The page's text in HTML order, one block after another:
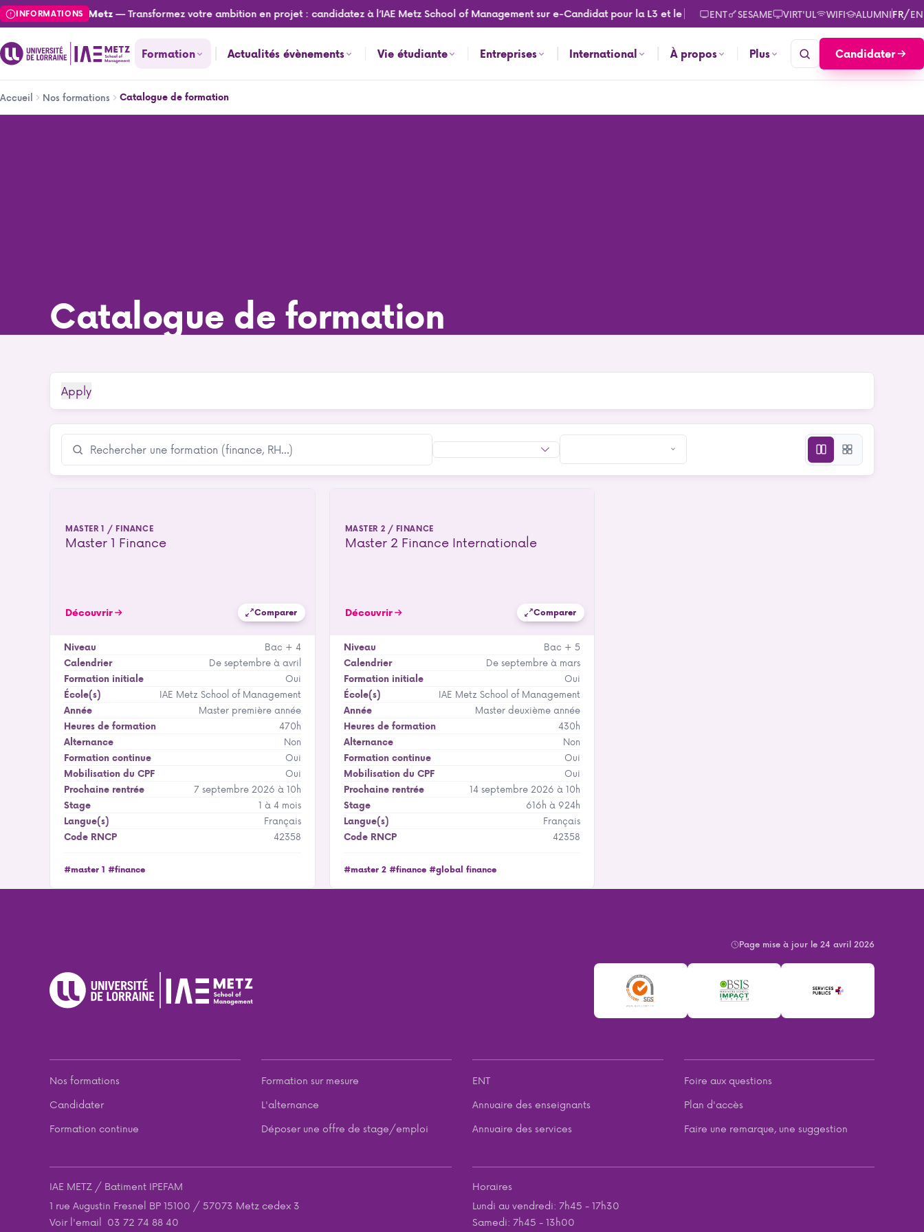
Aller
au
contenu
principal
INFORMATIONS
de l'IAE Metz— Transformez votre ambition en projet : candidatez à l’IAE Metz School of Management sur e-Candidat pour la L3 et le M2. Consultez les calendriers des rentrées pour
ENT SESAME VIRT'UL WIFI ALUMNIFR/EN
Formation Actualités évènements Vie étudiante Entreprises International À propos Plus Candidater
d'Ariane
Accueil Nos formations Catalogue de formation
Catalogue de formation
MASTER 1 / FINANCE
Master 1 Finance
Découvrir Comparer
Niveau
Bac + 4
Calendrier
De septembre à avril
Formation initiale
Oui
École(s)
IAE Metz School of Management
Année
Master première année
Heures de formation
470h
Alternance
Non
Formation continue
Oui
Mobilisation du CPF
Oui
Prochaine rentrée
7 septembre 2026 à 10h
Stage
1 à 4 mois
Langue(s)
Français
Code RNCP
42358
#master 1 #finance
MASTER 2 / FINANCE
Master 2 Finance Internationale
Découvrir Comparer
Niveau
Bac + 5
Calendrier
De septembre à mars
Formation initiale
Oui
École(s)
IAE Metz School of Management
Année
Master deuxième année
Heures de formation
430h
Alternance
Non
Formation continue
Oui
Mobilisation du CPF
Oui
Prochaine rentrée
14 septembre 2026 à 10h
Stage
616h à 924h
Langue(s)
Français
Code RNCP
42358
#master 2 #finance #global finance
Page mise à jour le 24 avril 2026
Nos formations
Candidater
Formation continue
Formation sur mesure
L'alternance
Déposer une offre de stage/emploi
ENT
Annuaire des enseignants
Annuaire des services
Foire aux questions
Plan d'accès
Faire une remarque, une suggestion
IAE METZ / Batiment IPEFAM
1 rue Augustin Fresnel BP 15100 / 57073 Metz cedex 3
Voir l'email 03 72 74 88 40
Horaires
Lundi au vendredi: 7h45 - 17h30
Samedi: 7h45 - 13h00